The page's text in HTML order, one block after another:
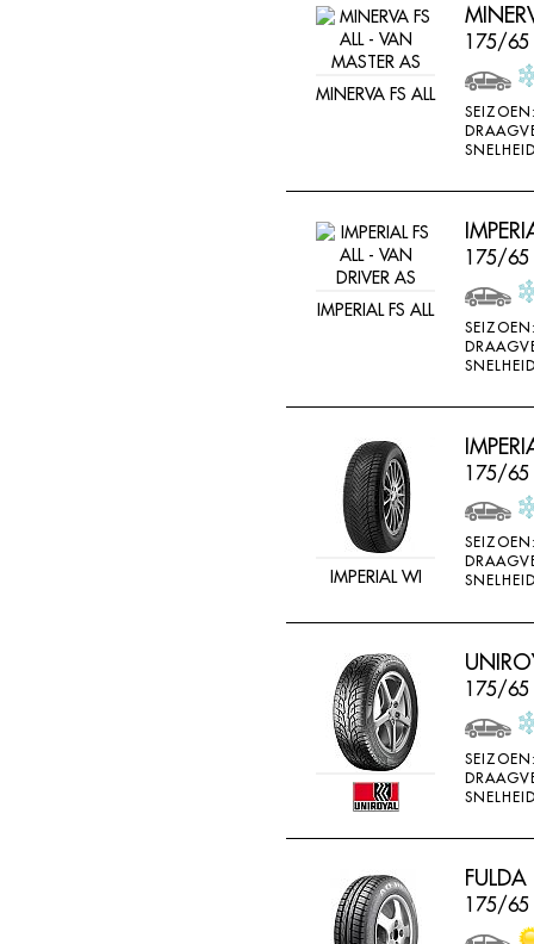
MINERVA FS ALL
175/65
IMPERIAL FS ALL
175/65
IMPERIAL WI
175/65
175/65
175/65